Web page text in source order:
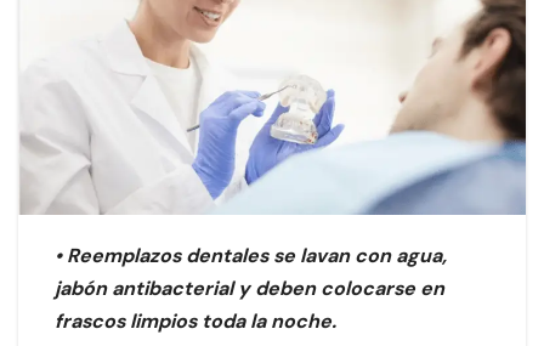
• Reemplazos dentales se lavan con agua,
jabón antibacterial y deben colocarse en
frascos limpios toda la noche.